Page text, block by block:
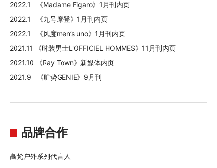
2022.1 《Madame Figaro》1月刊内页
2022.1 《九号摩登》1月刊内页
2022.1 《风度men’s uno》1月刊内页
2021.11 《时装男士L'OFFICIEL HOMMES》11月刊内页
2021.10 《Ray Town》新媒体内页
2021.9 《旷势GENIE》9月刊
品牌合作
高梵户外系列代言人